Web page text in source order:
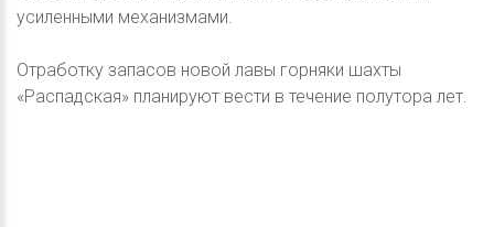
усиленными механизмами.
Отработку запасов новой лавы горняки шахты
«Распадская» планируют вести в течение полутора лет.